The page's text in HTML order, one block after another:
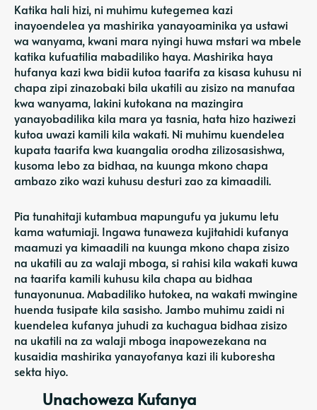
Katika hali hizi, ni muhimu kutegemea kazi
inayoendelea ya mashirika yanayoaminika ya ustawi
wa wanyama, kwani mara nyingi huwa mstari wa mbele
katika kufuatilia mabadiliko haya. Mashirika haya
hufanya kazi kwa bidii kutoa taarifa za kisasa kuhusu ni
chapa zipi zinazobaki bila ukatili au zisizo na manufaa
kwa wanyama, lakini kutokana na mazingira
yanayobadilika kila mara ya tasnia, hata hizo haziwezi
kutoa uwazi kamili kila wakati. Ni muhimu kuendelea
kupata taarifa kwa kuangalia orodha zilizosasishwa,
kusoma lebo za bidhaa, na kuunga mkono chapa
ambazo ziko wazi kuhusu desturi zao za kimaadili.
Pia tunahitaji kutambua mapungufu ya jukumu letu
kama watumiaji. Ingawa tunaweza kujitahidi kufanya
maamuzi ya kimaadili na kuunga mkono chapa zisizo
na ukatili au za walaji mboga, si rahisi kila wakati kuwa
na taarifa kamili kuhusu kila chapa au bidhaa
tunayonunua. Mabadiliko hutokea, na wakati mwingine
huenda tusipate kila sasisho. Jambo muhimu zaidi ni
kuendelea kufanya juhudi za kuchagua bidhaa zisizo
na ukatili na za walaji mboga inapowezekana na
kusaidia mashirika yanayofanya kazi ili kuboresha
sekta hiyo.
Unachoweza Kufanya